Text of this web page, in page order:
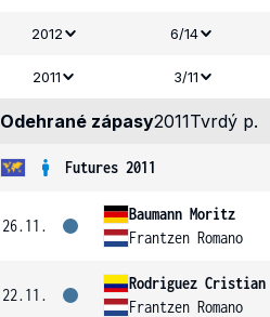
2012 6/14
2011 3/11
Odehrané zápasy2011Tvrdý p.
Futures 2011
26.11.
Baumann Moritz
Frantzen Romano
22.11.
Rodriguez Cristian
Frantzen Romano